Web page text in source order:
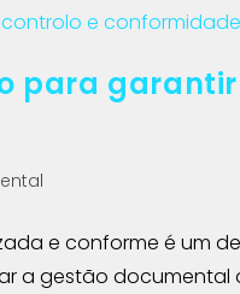
para
e conforme é um
a gestão